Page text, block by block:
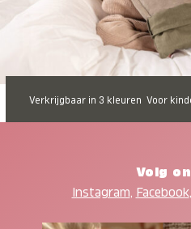
Verkrijgbaar in 3 kleuren Voor
Volg
Instagram, Facebook,